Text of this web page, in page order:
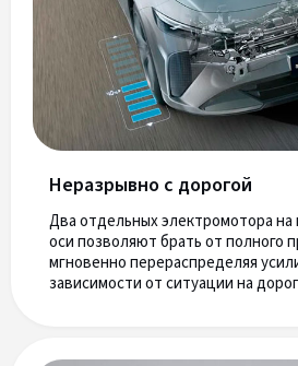
Неразрывно с дорогой
Два отдельных электромотора
оси позволяют брать от полного
мгновенно перераспределяя
зависимости от ситуации на